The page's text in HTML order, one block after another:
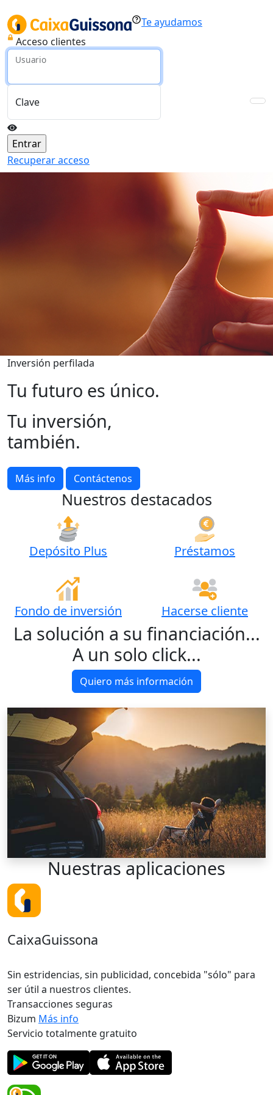
Te ayudamos
Acceso clientes
Usuario
Clave
Recuperar acceso
Inversión perfilada
Tu futuro es único.
Tu inversión,
también.
Más info Contáctenos
Nuestros destacados
Depósito Plus Préstamos
Fondo de inversión Hacerse cliente
La solución a su financiación...
A un solo click...
Quiero más información
Nuestrasaplicaciones
CaixaGuissona
Sin estridencias, sin publicidad, concebida "sólo" para
ser útil a nuestros clientes.
Transacciones seguras
Bizum Más info
Servicio totalmente gratuito